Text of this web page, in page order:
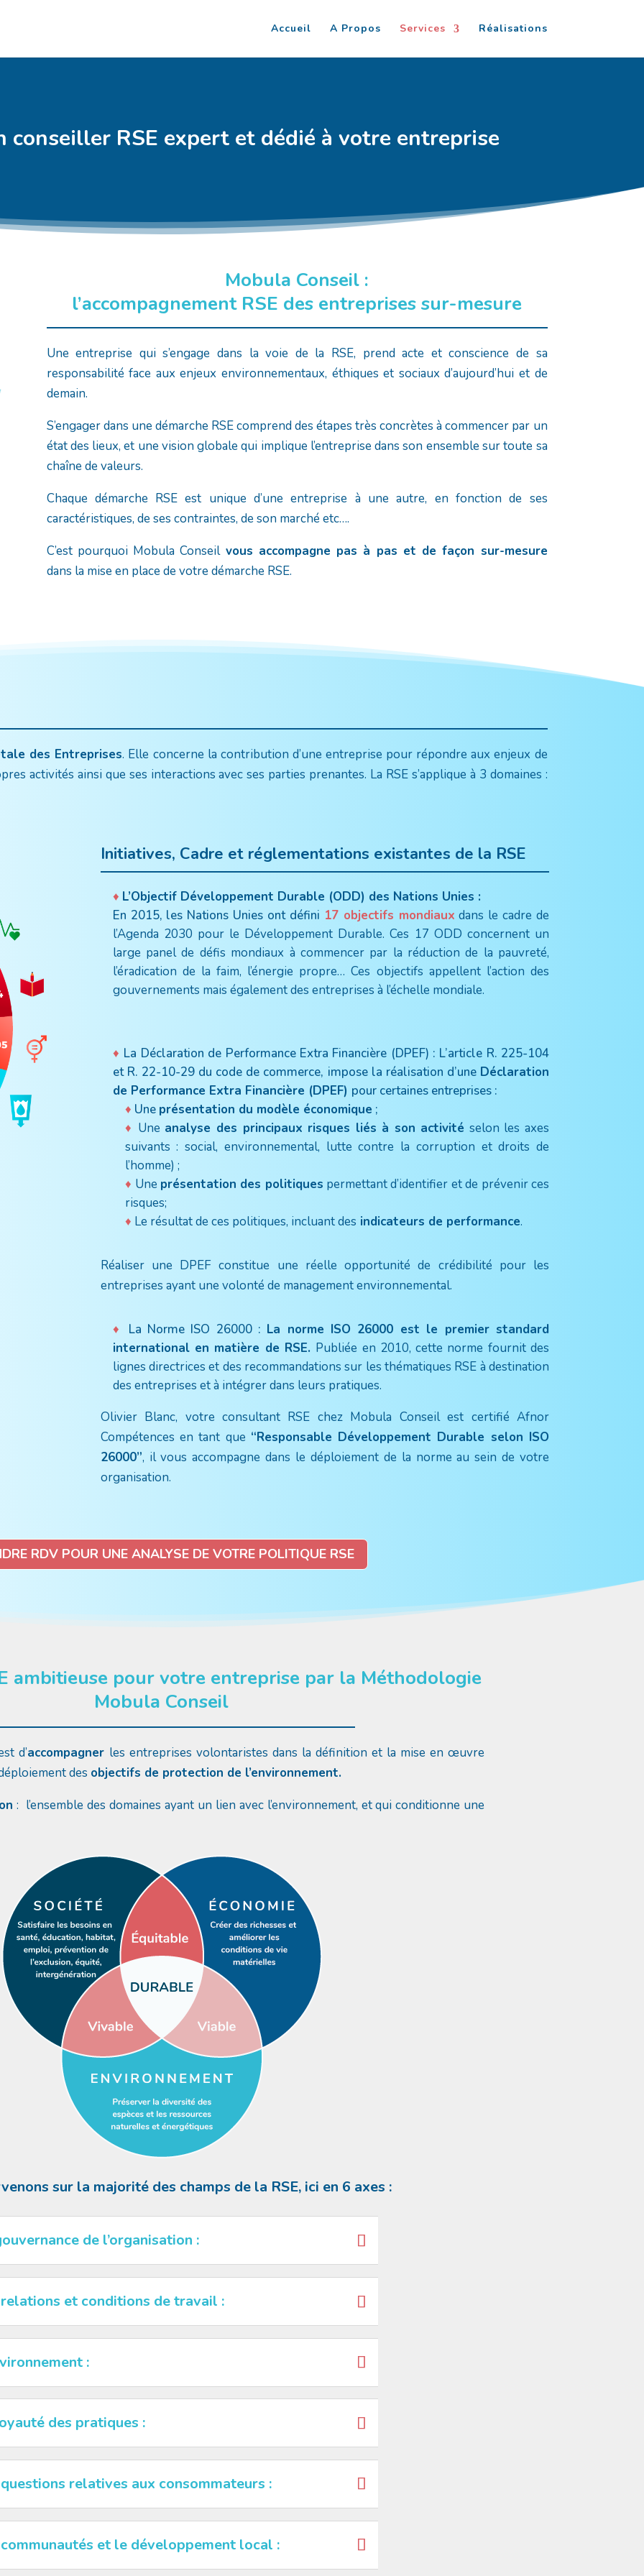
Accueil A Propos Services Réalisations
conseiller RSE expert et dédié à votre entreprise
Mobula Conseil :
l’accompagnement RSE des entreprises sur-mesure
Une entreprise qui s’engage dans la voie de la RSE, prend acte et conscience de sa
responsabilité face aux enjeux environnementaux, éthiques et sociaux d’aujourd’hui et de
demain.
S’engager dans une démarche RSE comprend des étapes très concrètes à commencer par un
état des lieux, et une vision globale qui implique l’entreprise dans son ensemble sur toute sa
chaîne de valeurs.
Chaque démarche RSE est unique d’une entreprise à une autre, en fonction de ses
caractéristiques, de ses contraintes, de son marché etc….
C’est pourquoi Mobula Conseil vous accompagne pas à pas et de façon sur-mesure
dans la mise en place de votre démarche RSE.
des Entreprises. Elle concerne la contribution d’une entreprise pour répondre aux enjeux de
activités ainsi que ses interactions avec ses parties prenantes. La RSE s’applique à 3 domaines :
Initiatives, Cadre et réglementations existantes de la RSE
L’Objectif Développement Durable (ODD) des Nations Unies :
En 2015, les Nations Unies ont défini 17 objectifs mondiaux dans le cadre de
l’Agenda 2030 pour le Développement Durable. Ces 17 ODD concernent un
large panel de défis mondiaux à commencer par la réduction de la pauvreté,
l’éradication de la faim, l’énergie propre… Ces objectifs appellent l’action des
gouvernements mais également des entreprises à l’échelle mondiale.
La Déclaration de Performance Extra Financière (DPEF) : L’article R. 225-104
et R. 22-10-29 du code de commerce, impose la réalisation d’une Déclaration
de Performance Extra Financière (DPEF) pour certaines entreprises :
Une présentation du modèle économique ;
Une analyse des principaux risques liés à son activité selon les axes
suivants : social, environnemental, lutte contre la corruption et droits de
l’homme) ;
Une présentation des politiques permettant d’identifier et de prévenir ces
risques;
Le résultat de ces politiques, incluant des indicateurs de performance.
Réaliser une DPEF constitue une réelle opportunité de crédibilité pour les
entreprises ayant une volonté de management environnemental.
La Norme ISO 26000 : La norme ISO 26000 est le premier standard
international en matière de RSE. Publiée en 2010, cette norme fournit des
lignes directrices et des recommandations sur les thématiques RSE à destination
des entreprises et à intégrer dans leurs pratiques.
Olivier Blanc, votre consultant RSE chez Mobula Conseil est certifié Afnor
Compétences en tant que “Responsable Développement Durable selon ISO
26000”, il vous accompagne dans le déploiement de la norme au sein de votre
organisation.
RDV POUR UNE ANALYSE DE VOTRE POLITIQUE RSE
ambitieuse pour votre entreprise par la Méthodologie
Mobula Conseil
d’accompagner les entreprises volontaristes dans la définition et la mise en œuvre
des objectifs de protection de l’environnement.
: l’ensemble des domaines ayant un lien avec l’environnement, et qui conditionne une
sur la majorité des champs de la RSE, ici en 6 axes :
de l’organisation :
et conditions de travail :
:
des pratiques :
relatives aux consommateurs :
et le développement local :